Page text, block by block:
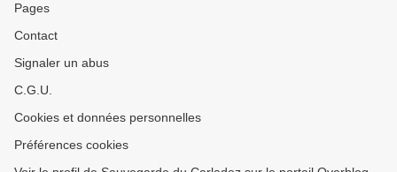
Pages
Contact
Signaler un abus
C.G.U.
Cookies et données personnelles
Préférences cookies